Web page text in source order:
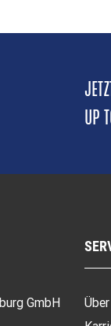
UP
GmbH